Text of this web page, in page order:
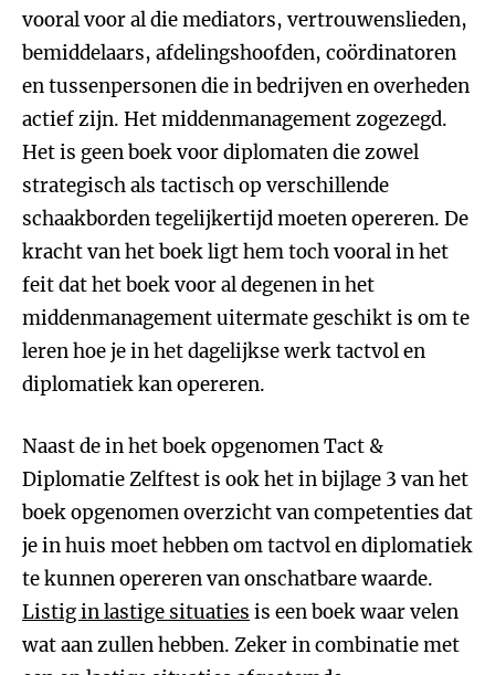
vooral voor al die mediators, vertrouwenslieden,
bemiddelaars, afdelingshoofden, coördinatoren
en tussenpersonen die in bedrijven en overheden
actief zijn. Het middenmanagement zogezegd.
Het is geen boek voor diplomaten die zowel
strategisch als tactisch op verschillende
schaakborden tegelijkertijd moeten opereren. De
kracht van het boek ligt hem toch vooral in het
feit dat het boek voor al degenen in het
middenmanagement uitermate geschikt is om te
leren hoe je in het dagelijkse werk tactvol en
diplomatiek kan opereren.
Naast de in het boek opgenomen Tact &
Diplomatie Zelftest is ook het in bijlage 3 van het
boek opgenomen overzicht van competenties dat
je in huis moet hebben om tactvol en diplomatiek
te kunnen opereren van onschatbare waarde.
Listig in lastige situaties is een boek waar velen
wat aan zullen hebben. Zeker in combinatie met